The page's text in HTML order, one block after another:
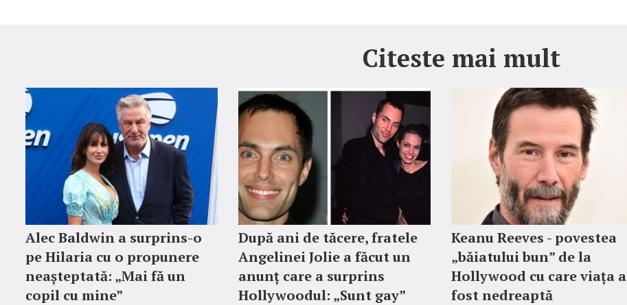
Citeste mai mult
Alec Baldwin a surprins-o
pe Hilaria cu o propunere
neașteptată: „Mai fă un
copil cu mine”
După ani de tăcere, fratele
Angelinei Jolie a făcut un
anunț care a surprins
Hollywoodul: „Sunt gay”
Keanu Reeves - povestea
„băiatului bun” de la
Hollywood cu care viața a
fost nedreaptă